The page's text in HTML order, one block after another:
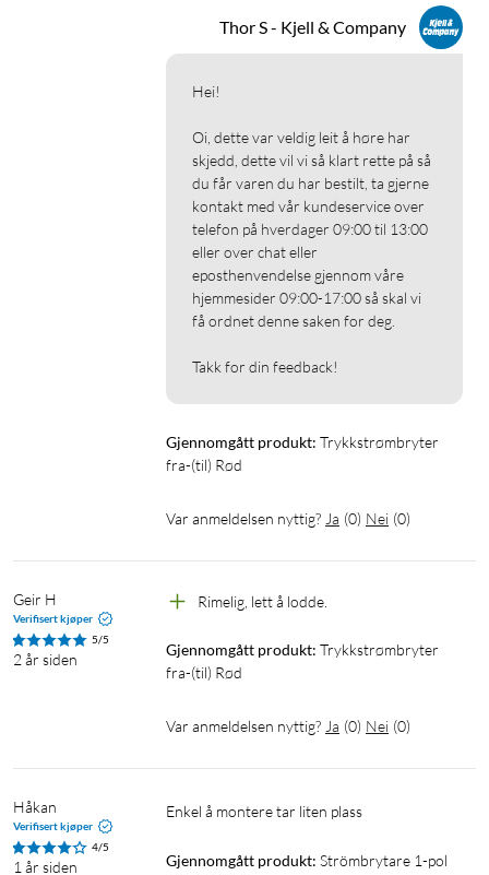
Thor S - Kjell & Company
Hei!
Oi, dette var veldig leit å høre har
skjedd, dette vil vi så klart rette på så
du får varen du har bestilt, ta gjerne
kontakt med vår kundeservice over
telefon på hverdager 09:00 til 13:00
eller over chat eller
eposthenvendelse gjennom våre
hjemmesider 09:00-17:00 så skal vi
få ordnet denne saken for deg.
Takk for din feedback!
Gjennomgått produkt: Trykkstrømbryter
fra-(til) Rød
Var anmeldelsen nyttig? Ja (0) Nei (0)
Geir H
Verifisert kjøper
5/5
2 år siden
Rimelig, lett å lodde.
Gjennomgått produkt: Trykkstrømbryter
fra-(til) Rød
Var anmeldelsen nyttig? Ja (0) Nei (0)
Håkan
Verifisert kjøper
4/5
1 år siden
enkel å montere tar liten plass
Gjennomgått produkt: Strömbrytare 1-pol